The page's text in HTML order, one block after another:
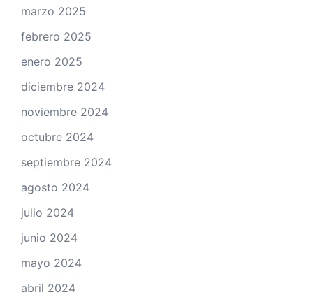
marzo 2025
febrero 2025
enero 2025
diciembre 2024
noviembre 2024
octubre 2024
septiembre 2024
agosto 2024
julio 2024
junio 2024
mayo 2024
abril 2024